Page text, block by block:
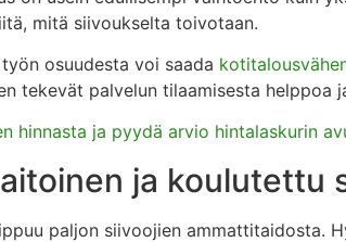
mitä siivoukselta toivotaan.
osuudesta voi saada
tekevät palvelun tilaamisesta helppoa
hinnasta ja pyydä arvio hintalaskurin
ja koulutettu
paljon siivoojien ammattitaidosta.